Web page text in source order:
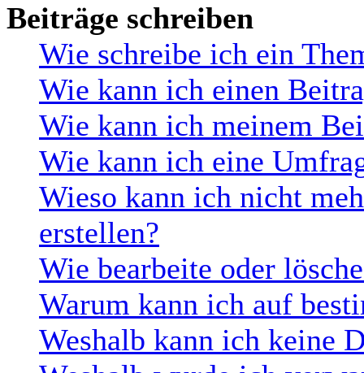
Beiträge schreiben
Wie schreibe ich ein
Wie kann ich einen
Wie kann ich meinem
Wie kann ich eine
Wieso kann ich nicht
erstellen?
Wie bearbeite oder
Warum kann ich auf
Weshalb kann ich keine